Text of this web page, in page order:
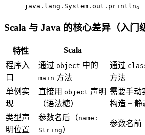
java.lang.System.out.println。
Scala 与 Java 的核心差异（入门
特性 Scala
程序入
口
通过 object 中的
main 方法
通过
方法
单例实
现
直接用 object 声明
（语法糖）
需要手动
构造 + 静
类型声
明位置
参数名后（name:
String）
参数名前